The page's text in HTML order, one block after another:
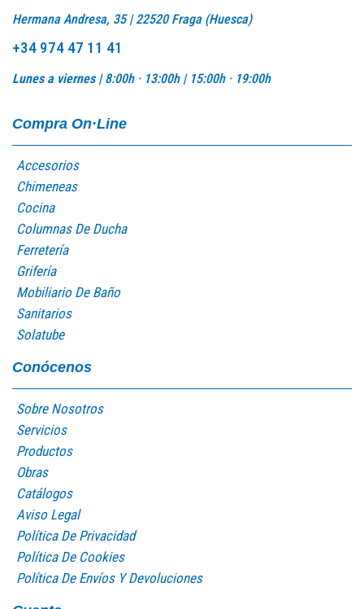
Hermana Andresa, 35 | 22520 Fraga (Huesca)
+34 974 47 11 41
Lunes a viernes |8:00h · 13:00h | 15:00h · 19:00h
Compra On·Line
Accesorios
Chimeneas
Cocina
Columnas De Ducha
Ferretería
Grifería
Mobiliario De Baño
Sanitarios
Solatube
Conócenos
Sobre Nosotros
Servicios
Productos
Obras
Catálogos
Aviso Legal
Política De Privacidad
Política De Cookies
Política De Envíos Y Devoluciones